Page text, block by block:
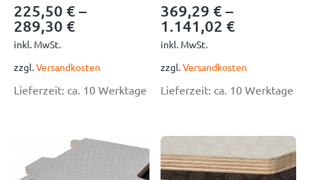
225,50 € –
289,30 €
inkl. MwSt.
zzgl.Versandkosten
Lieferzeit: ca. 10 Werktage
369,29€ –
1.141,02€
inkl. MwSt.
zzgl.Versandkosten
Lieferzeit: ca. 10 Werktage